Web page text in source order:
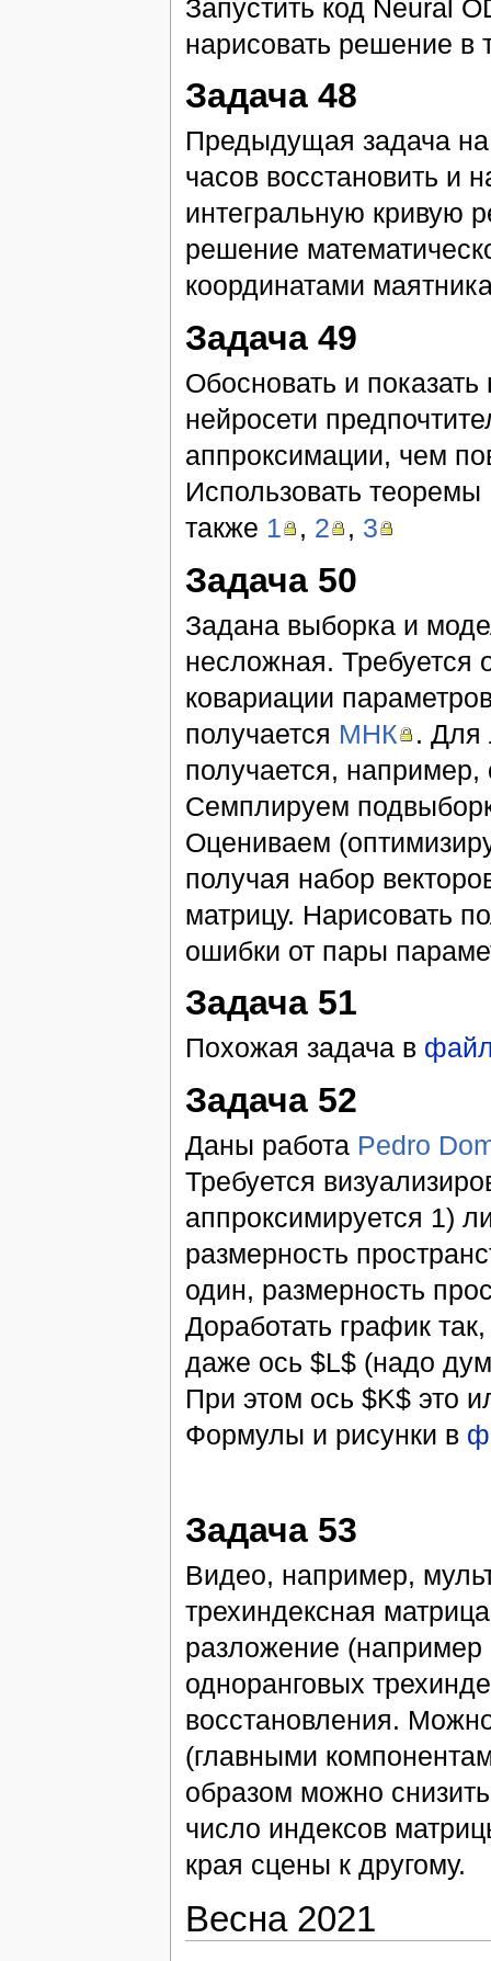
Запустить код Neural
нарисовать решение в
Задача 48
Предыдущая задача
часов восстановить и
интегральную кривую
решение
координатами
Задача 49
Обосновать и
нейросети
аппроксимации, чем
Использовать
также 1 , 2 , 3
Задача 50
Задана выборка и
несложная. Требуется
ковариации
получается МНК
. Для
получается,
Семплируем
Оцениваем
получая набор
матрицу. Нарисовать
ошибки от пары
Задача 51
Похожая задача в
Задача 52
Даны работа Pedro
Требуется
аппроксимируется 1)
размерность
один, размерность
Доработать график
даже ось $L$ (надо
При этом ось $K$ это
Формулы и рисунки в
Задача 53
Видео, например,
трехиндексная
разложение (например
одноранговых
восстановления.
(главными
образом можно
число индексов
края сцены к другому.
Весна 2021